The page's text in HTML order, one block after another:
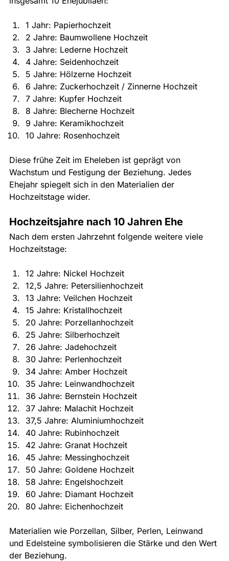
1 Jahr: Papierhochzeit
2 Jahre: Baumwollene Hochzeit
3 Jahre: Lederne Hochzeit
4 Jahre: Seidenhochzeit
5 Jahre: Hölzerne Hochzeit
6 Jahre: Zuckerhochzeit / Zinnerne Hochzeit
7 Jahre: Kupfer Hochzeit
8 Jahre: Blecherne Hochzeit
9 Jahre: Keramikhochzeit
10 Jahre: Rosenhochzeit
Diese frühe Zeit im Eheleben ist geprägt von
Wachstum und Festigung der Beziehung. Jedes
Ehejahr spiegelt sich in den Materialien der
Hochzeitstage wider.
Hochzeitsjahre nach 10 Jahren Ehe
Nach dem ersten Jahrzehnt folgende weitere viele
Hochzeitstage:
12 Jahre: Nickel Hochzeit
12,5 Jahre: Petersilienhochzeit
13 Jahre: Veilchen Hochzeit
15 Jahre: Kristallhochzeit
20 Jahre: Porzellanhochzeit
25 Jahre: Silberhochzeit
26 Jahre: Jadehochzeit
30 Jahre: Perlenhochzeit
34 Jahre: Amber Hochzeit
35 Jahre: Leinwandhochzeit
36 Jahre: Bernstein Hochzeit
37 Jahre: Malachit Hochzeit
37,5 Jahre: Aluminiumhochzeit
40 Jahre: Rubinhochzeit
42 Jahre: Granat Hochzeit
45 Jahre: Messinghochzeit
50 Jahre: Goldene Hochzeit
58 Jahre: Engelshochzeit
60 Jahre: Diamant Hochzeit
80 Jahre: Eichenhochzeit
Materialien wie Porzellan, Silber, Perlen, Leinwand
und Edelsteine symbolisieren die Stärke und den Wert
der Beziehung.